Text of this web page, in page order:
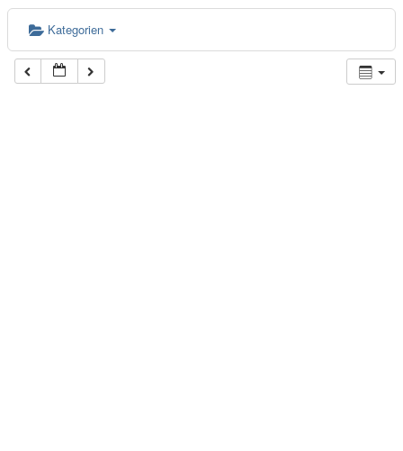
Kategorien